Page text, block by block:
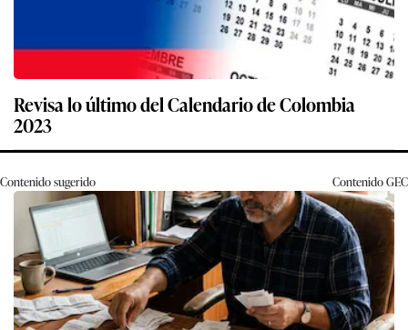
Revisa lo último del Calendario de Colombia
2023
Contenido sugerido ContenidoGEC